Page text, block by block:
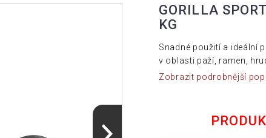
GORILLA
KG
Snadné použití a ideální
v oblasti paží, ramen,
Zobrazit podrobnější